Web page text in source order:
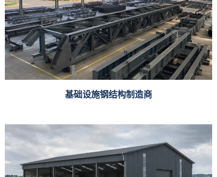
基础设施钢结构制造商